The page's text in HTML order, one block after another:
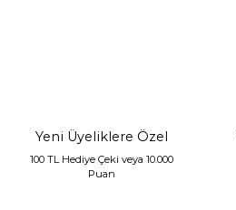
Yeni Üyeliklere Özel
100 TL Hediye Çeki veya 10.000
Puan